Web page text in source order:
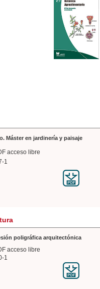
IVA
Máster en jardinería y paisaje
acceso libre
1
poligráfica arquitectónica
acceso libre
1